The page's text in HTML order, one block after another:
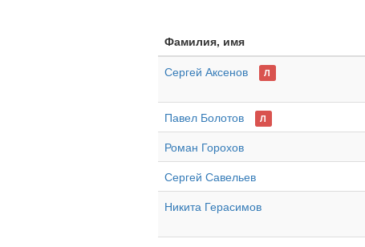
Фамилия, имя
Сергей Аксенов
Л
Павел Болотов Л
Роман Горохов
Сергей Савельев
Никита Герасимов